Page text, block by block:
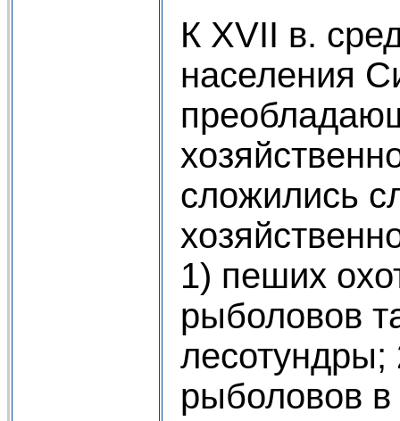
К XVII в.
населения
сложились
1) пеших
рыболовов
рыболовов в